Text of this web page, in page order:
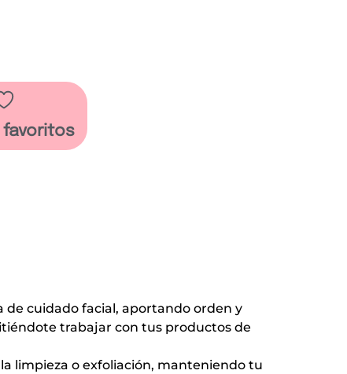
favoritos
cuidado facial, aportando orden y
trabajar con tus productos de
limpieza o exfoliación, manteniendo tu